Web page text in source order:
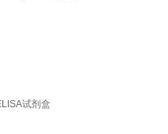
试剂盒